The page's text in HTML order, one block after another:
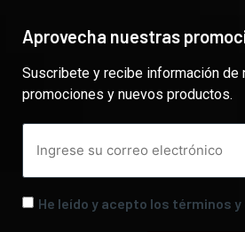
Aprovecha nuestras
Suscribete y recibe información de
promociones y nuevos productos.
He leído y acepto los términos